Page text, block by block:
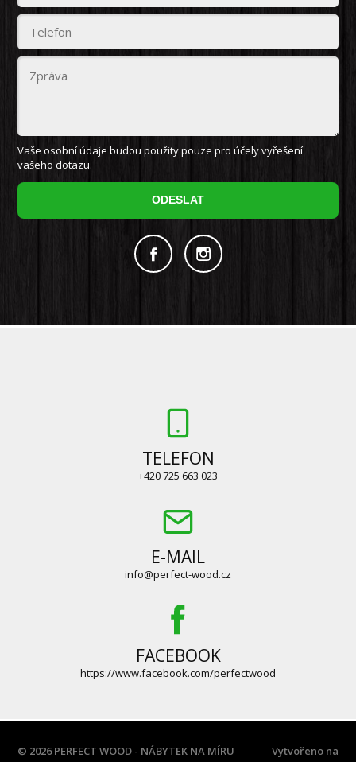
Vaše osobní údaje budou použity pouze pro účely vyřešení
vašeho dotazu.
ODESLAT
TELEFON
+420 725 663 023
E-MAIL
info@perfect-wood.cz
FACEBOOK
https://www.facebook.com/perfectwood
© 2026 PERFECT WOOD - NÁBYTEK NA MÍRU
Vytvořeno na